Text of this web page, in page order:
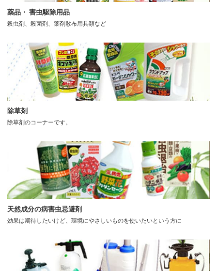
薬品・ 害虫駆除用品
殺虫剤、殺菌剤、薬剤散布用具類など
除草剤
除草剤のコーナーです。
天然成分の病害虫忌避剤
効果は期待したいけど、環境にやさしいものを使いたいという方に